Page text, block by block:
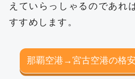
えていらっしゃるのであれ
すすめします。
那覇空港→宮古空港の格